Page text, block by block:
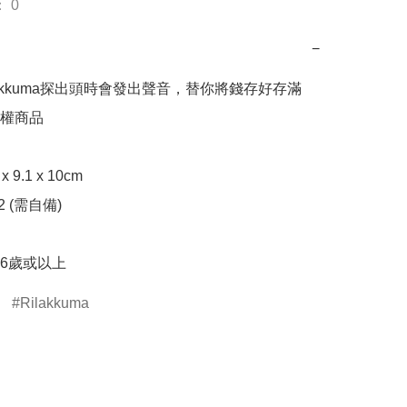
0
−
探出頭時會發出聲音，替你將錢存好存滿
商品
9.1 x 10cm
(需自備)
歲或以上
Rilakkuma